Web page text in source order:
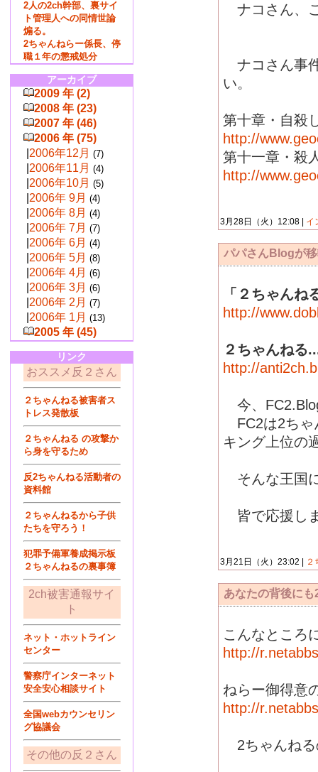
2人の2ch幹部、裏サイ
ト管理人への同情世論
煽る。
2ちゃんねらー係長、停
職１年の懲戒処分
アーカイブ
2009 年 (2)
2008 年 (23)
2007 年 (46)
2006 年 (75)
2006年12月 (7)
2006年11月 (4)
2006年10月 (5)
2006年 9月 (4)
2006年 8月 (4)
2006年 7月 (7)
2006年 6月 (4)
2006年 5月 (8)
2006年 4月 (6)
2006年 3月 (6)
2006年 2月 (7)
2006年 1月 (13)
2005 年 (45)
リンク
おススメ反２さん
２ちゃんねる被害者ス
トレス発散板
２ちゃんねる の攻撃か
ら身を守るため
反2ちゃんねる活動者の
資料館
２ちゃんねるから子供
たちを守ろう！
犯罪予備軍養成掲示板
２ちゃんねるの裏事簿
2ch被害通報サイ
ト
ネット・ホットライン
センター
警察庁インターネット
安全安心相談サイト
全国webカウンセリン
グ協議会
その他の反２さん
ナコさん、
ナコさん事
い。
第十章・自殺
http://
第十一章・殺
http://
3月28日（火）12:08 | イ
パパさんBlogが
「２ちゃん
http://
２ちゃんねる
http://
今、
FC2は2ちゃ
キング上位の
そんな王国
皆で応援し
3月21日（火）23:02 |
あなたの背後に
こんなところ
http://
ねらー御得意
http://
2ちゃんねる